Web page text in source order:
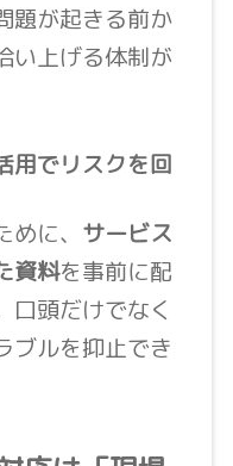
題が起きる前か
い上げる体制が
用でリスクを回
に、 サービス
資料を事前に配
口頭だけでなく
ブルを抑止でき